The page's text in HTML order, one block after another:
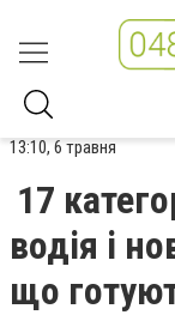
13:10, 6 травня
17
водія і
що